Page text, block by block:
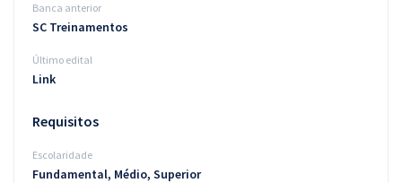
Aprovados
Atendimento
Banca anterior
SC Treinamentos
Último edital
Link
Requisitos
Escolaridade
Fundamental, Médio, Superior